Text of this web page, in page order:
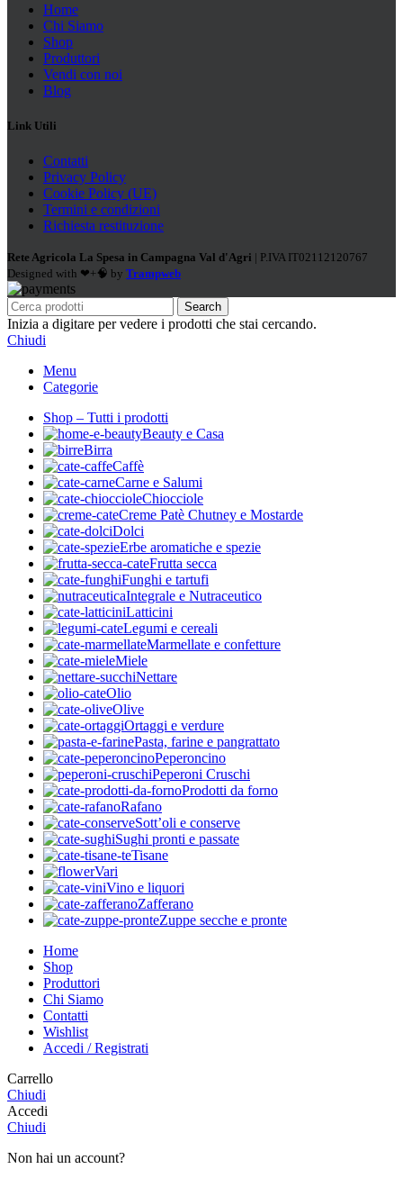
Home
Chi Siamo
Shop
Produttori
Vendi con noi
Blog
Link Utili
Contatti
Privacy Policy
Cookie Policy (UE)
Termini e condizioni
Richiesta restituzione
Rete Agricola La Spesa in Campagna Val d'Agri | P.IVA IT02112120767
Designed with ❤+🧠 by Trampweb
Search
Inizia a digitare per vedere i prodotti che stai cercando.
Chiudi
Menu
Categorie
Shop – Tutti i prodotti
Beauty e Casa
Birra
Caffè
Carne e Salumi
Chiocciole
Creme Patè Chutney e Mostarde
Dolci
Erbe aromatiche e spezie
Frutta secca
Funghi e tartufi
Integrale e Nutraceutico
Latticini
Legumi e cereali
Marmellate e confetture
Miele
Nettare
Olio
Olive
Ortaggi e verdure
Pasta, farine e pangrattato
Peperoncino
Peperoni Cruschi
Prodotti da forno
Rafano
Sott’oli e conserve
Sughi pronti e passate
Tisane
Vari
Vino e liquori
Zafferano
Zuppe secche e pronte
Home
Shop
Produttori
Chi Siamo
Contatti
Wishlist
Accedi / Registrati
Carrello
Chiudi
Accedi
Chiudi
Non hai un account?